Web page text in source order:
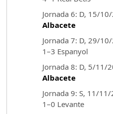
Jornada 6: D, 15/
Albacete
Jornada 7: D, 29/
1–3 Espanyol
Jornada 8: D, 5/
Albacete
Jornada 9: S, 11/
1–0 Levante